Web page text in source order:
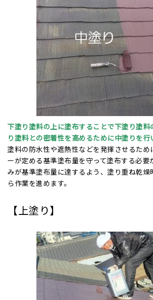
下塗り塗料の上に塗布することで下塗り塗料
り塗料との密着性を高めるために中塗りを行
塗料の防水性や遮熱性などを発揮させるため
ーが定める基準塗布量を守って塗布する必要
みが基準塗布量に達するよう、塗り重ね乾
ら作業を進めます。
【上塗り】